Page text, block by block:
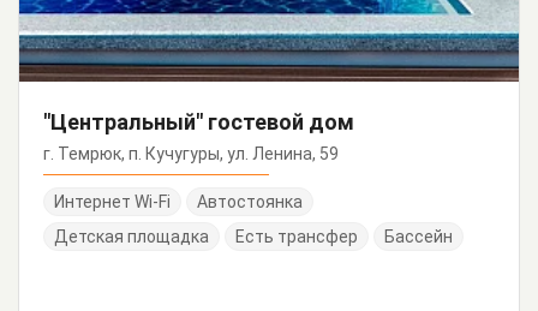
"Центральный" гостевой дом
г. Темрюк, п. Кучугуры, ул. Ленина, 59
Интернет Wi-Fi
Автостоянка
Детская площадка
Есть трансфер Бассейн